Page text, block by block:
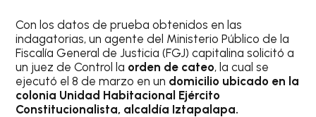
Con los datos de prueba obtenidos en las
indagatorias, un agente del Ministerio Público de la
Fiscalía General de Justicia (FGJ) capitalina solicitó a
un juez de Control la orden de cateo, la cual se
ejecutó el 8 de marzo en un domicilio ubicado en la
colonia Unidad Habitacional Ejército
Constitucionalista, alcaldía Iztapalapa.